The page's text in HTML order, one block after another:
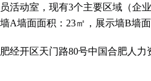
活动室， 现有3个主要区域（企
A墙面面积：23㎡，展示墙B墙面
经开区天门路80号中国合肥人力